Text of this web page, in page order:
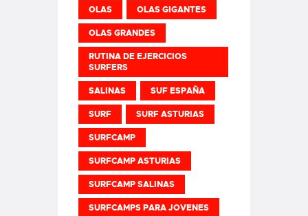
OLAS OLAS GIGANTES
OLAS GRANDES
RUTINA DE EJERCICIOS
SURFERS
SALINAS SUF ESPAÑA
SURF SURF ASTURIAS
SURFCAMP
SURFCAMP ASTURIAS
SURFCAMP SALINAS
SURFCAMPS PARA JOVENES